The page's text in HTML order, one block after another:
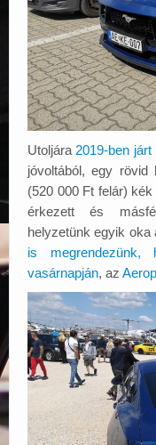
Utoljára 2019-ben
jóvoltából, egy
(520 000 Ft felár)
érkezett és
helyzetünk egyik oka
is megrendezünk,
vasárnapján, az